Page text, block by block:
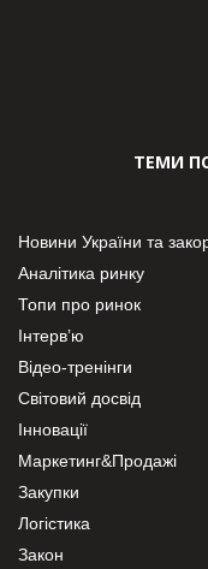
ТЕМИ
Новини України та
Аналітика ринку
Топи про ринок
Інтерв’ю
Відео-тренінги
Світовий досвід
Інновації
Маркетинг&Продажі
Закупки
Логістика
Закон